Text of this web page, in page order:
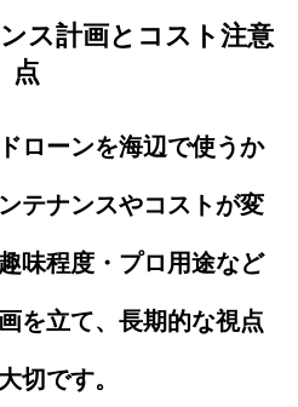
ス計画とコスト注意
点
ローンを海辺で使うか
テナンスやコストが変
味程度・プロ用途など
を立て、長期的な視点
切です。